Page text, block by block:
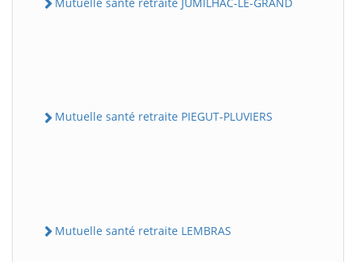
Mutuelle santé retraite PIEGUT-PLUVIERS
Mutuelle santé retraite LEMBRAS